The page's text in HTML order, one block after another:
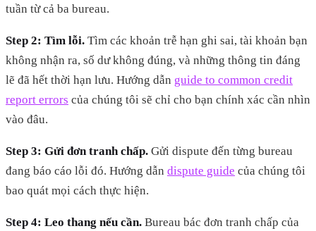
tuần từ cả ba bureau.
Step 2: Tìm lỗi. Tìm các khoản trễ hạn ghi sai, tài khoản bạn
không nhận ra, số dư không đúng, và những thông tin đáng
lẽ đã hết thời hạn lưu. Hướng dẫn guide to common credit
report errors của chúng tôi sẽ chỉ cho bạn chính xác cần nhìn
vào đâu.
Step 3: Gửi đơn tranh chấp. Gửi dispute đến từng bureau
đang báo cáo lỗi đó. Hướng dẫn dispute guide của chúng tôi
bao quát mọi cách thực hiện.
Step 4: Leo thang nếu cần. Bureau bác đơn tranh chấp của